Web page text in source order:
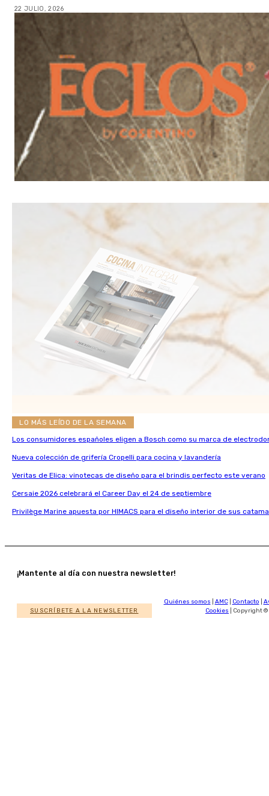
22 JULIO, 2026
LO MÁS LEÍDO DE LA SEMANA
Los consumidores españoles eligen a Bosch como su marca de
Nueva colección de grifería Cropelli para cocina y lavandería
Veritas de Elica: vinotecas de diseño para el brindis perfecto este verano
Cersaie 2026 celebrará el Career Day el 24 de septiembre
Privilège Marine apuesta por HIMACS para el diseño interior de sus
¡Mantente al día con nuestra newsletter!
SUSCRÍBETE A LA NEWSLETTER
Quiénes somos AMC| Contacto
Cookies | Copyright